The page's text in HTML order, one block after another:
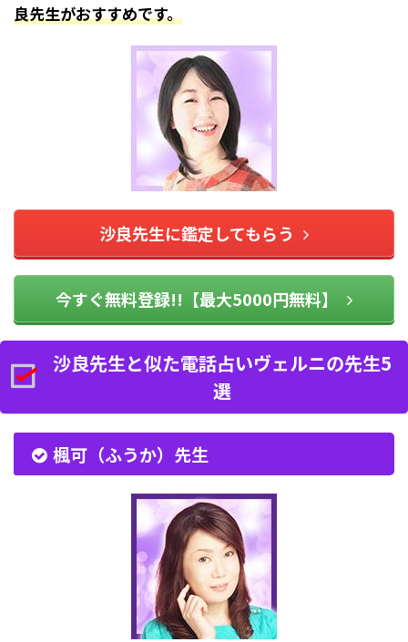
良先生がおすすめです。
沙良先生に鑑定してもらう
今すぐ無料登録!!【最大5000円無料】
沙良先生と似た電話占いヴェルニの先生5
選
楓可（ふうか）先生